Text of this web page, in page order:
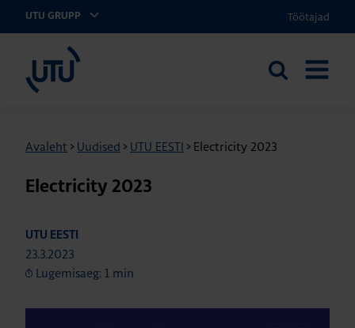
UTU GRUPP Töötajad
Otsi
Avaleht > Uudised > UTU EESTI > Electricity 2023
Electricity 2023
UTU EESTI
23.3.2023
Lugemisaeg: 1 min